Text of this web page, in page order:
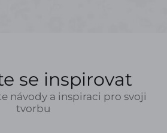
se inspirovat
návody a inspiraci pro svoji
tvorbu